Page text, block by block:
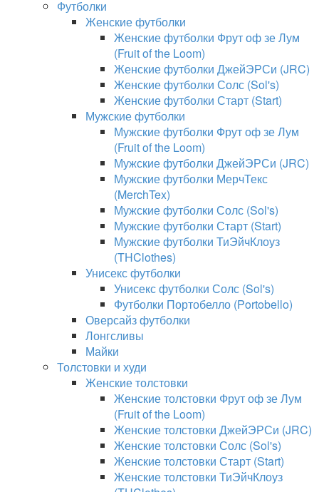
Футболки
Женские футболки
Женские футболки Фрут оф зе Лум
(Fruit of the Loom)
Женские футболки ДжейЭРСи (JRC)
Женские футболки Солс (Sol's)
Женские футболки Старт (Start)
Мужские футболки
Мужские футболки Фрут оф зе Лум
(Fruit of the Loom)
Мужские футболки ДжейЭРСи (JRC)
Мужские футболки МерчТекс
(MerchTex)
Мужские футболки Солс (Sol's)
Мужские футболки Старт (Start)
Мужские футболки ТиЭйчКлоуз
(THClothes)
Унисекс футболки
Унисекс футболки Солс (Sol's)
Футболки Портобелло (Portobello)
Оверсайз футболки
Лонгсливы
Майки
Толстовки и худи
Женские толстовки
Женские толстовки Фрут оф зе Лум
(Fruit of the Loom)
Женские толстовки ДжейЭРСи (JRC)
Женские толстовки Солс (Sol's)
Женские толстовки Старт (Start)
Женские толстовки ТиЭйчКлоуз